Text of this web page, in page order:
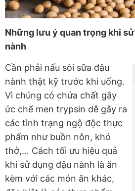
Những lưu ý quan trọng khi
nành
Cần phải nấu sôi sữa đậu
nành thật kỹ trước khi uống.
Vì chúng có chứa chất gây
ức chế men trypsin dễ gây ra
các tình trạng ngộ độc thực
phẩm như buồn nôn, khó
thở,… Cách tối ưu hiệu quả
khi sử dụng đậu nành là ăn
kèm với các món ăn khác,